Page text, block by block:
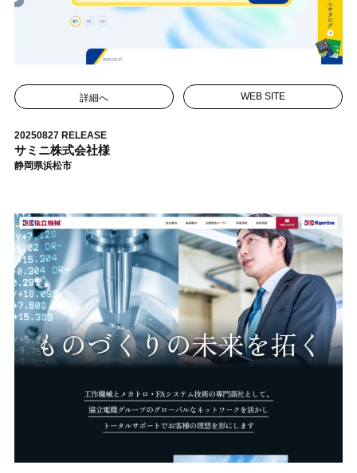
詳細へ WEB SITE
20250827 RELEASE
サミニ株式会社様
静岡県浜松市